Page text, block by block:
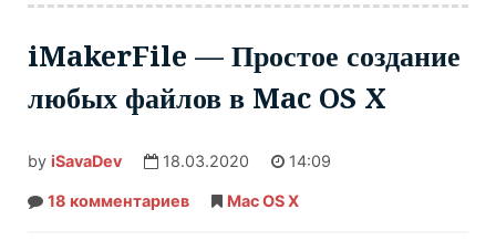
iMakerFile — Простое создание
любых файлов в Mac OS X
by iSavaDev 18.03.2020 14:09
18 комментариев Mac OS X